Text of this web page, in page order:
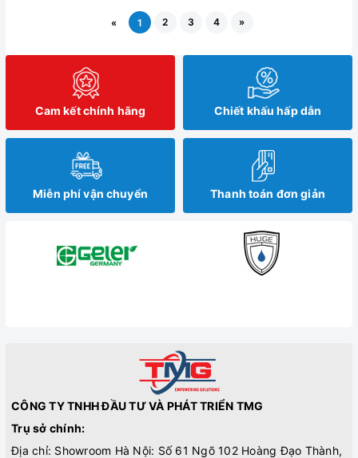
« 1 2 3 4 »
Cam kết chính hãng Chiết khấu hấp dẫn
Miễn phí vận chuyển Thanh toán đơn giản
CÔNG TY TNHH ĐẦU TƯ VÀ PHÁT TRIỂN TMG
Trụ sở chính:
Địa chỉ: Showroom Hà Nội: Số 61 Ngõ 102 Hoàng Đạo Thành,